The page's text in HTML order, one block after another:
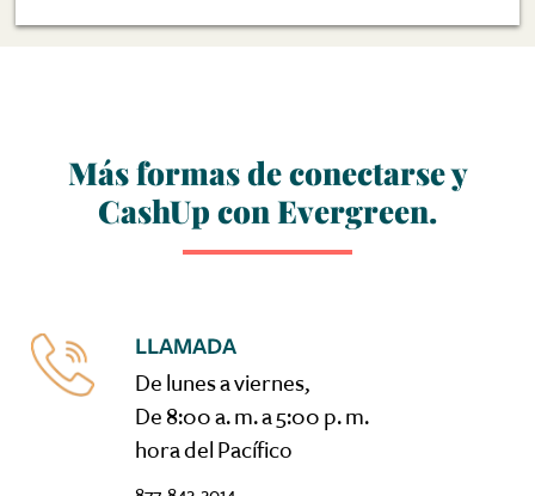
Más formas de conectarse y
CashUp con Evergreen.
LLAMADA
De lunes a viernes,
De 8:00 a. m. a 5:00 p. m.
hora del Pacífico